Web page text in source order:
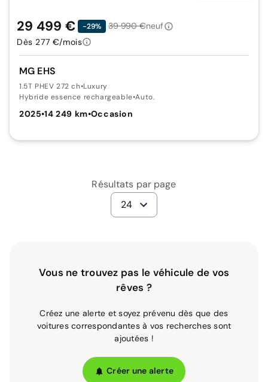
MG EHS
1.5T PHEV 272 ch•Luxury
Hybride essence rechargeable•Auto.
2025•14 249 km•Occasion
29 499 € -29% 39 990 €neuf
Dès 277 €/mois
Résultats par page
24
Vous ne trouvez pas le véhicule de vos
rêves ?
Créez une alerte et soyez prévenu dès que des
voitures correspondantes à vos recherches sont
ajoutées !
Créer une alerte